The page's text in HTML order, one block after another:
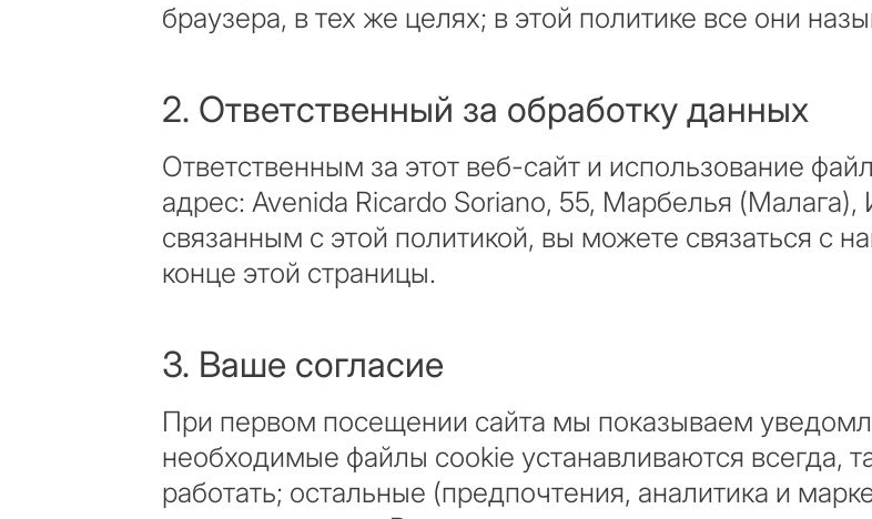
браузера, в тех же целях; в этой политике все они
2. Ответственный за обработку данных
Ответственным за этот веб-сайт и использование
адрес: Avenida Ricardo Soriano, 55, Марбелья
связанным с этой политикой, вы можете связаться с
конце этой страницы.
3. Ваше согласие
При первом посещении сайта мы показываем
необходимые файлы cookie устанавливаются всегда,
работать; остальные (предпочтения, аналитика и
КВИЗ
Персональная подборка